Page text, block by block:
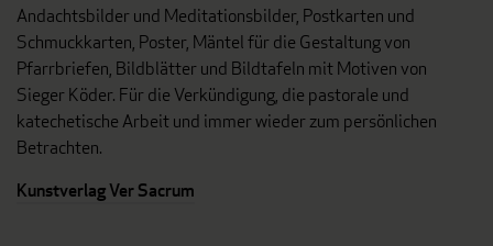
Andachtsbilder und Meditationsbilder, Postkarten und
Schmuckkarten, Poster, Mäntel für die Gestaltung von
Pfarrbriefen, Bildblätter und Bildtafeln mit Motiven von
Sieger Köder. Für die Verkündigung, die pastorale und
katechetische Arbeit und immer wieder zum persönlichen
Betrachten.
Kunstverlag Ver Sacrum